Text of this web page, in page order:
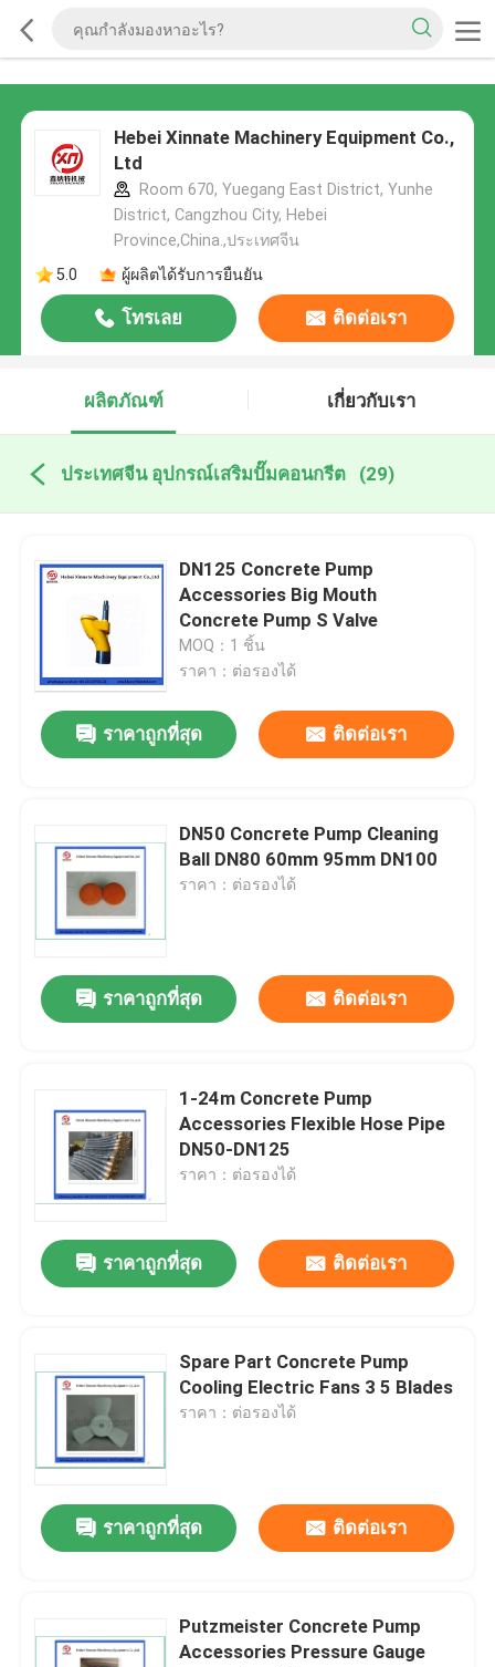
Hebei Xinnate Machinery Equipment Co.,
Ltd
Room 670, Yuegang East District, Yunhe
District, Cangzhou City, Hebei
Province,China.,ประเทศจีน
5.0
ผู้ผลิตได้รับการยืนยัน
โทรเลย ติดต่อเรา
ผลิตภัณฑ์ เกี่ยวกับเรา
ประเทศจีน อุปกรณ์เสริมปั๊มคอนกรีต (29)
DN125 Concrete Pump
Accessories Big Mouth
Concrete Pump S Valve
MOQ：1 ชิ้น
ราคา：ต่อรองได้
ราคาถูกที่สุด ติดต่อเรา
DN50 Concrete Pump Cleaning
Ball DN80 60mm 95mm DN100
ราคา：ต่อรองได้
ราคาถูกที่สุด ติดต่อเรา
1-24m Concrete Pump
Accessories Flexible Hose Pipe
DN50-DN125
ราคา：ต่อรองได้
ราคาถูกที่สุด ติดต่อเรา
Spare Part Concrete Pump
Cooling Electric Fans 3 5 Blades
ราคา：ต่อรองได้
ราคาถูกที่สุด ติดต่อเรา
Putzmeister Concrete Pump
Accessories Pressure Gauge